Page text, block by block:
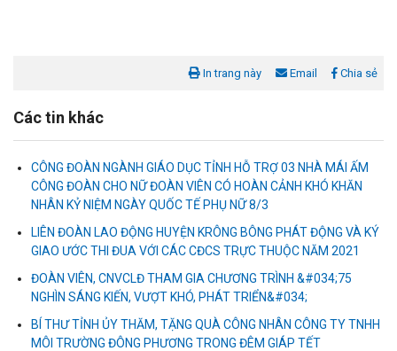
In trang này Email Chia sẻ
Các tin khác
CÔNG ĐOÀN NGÀNH GIÁO DỤC TỈNH HỖ TRỢ 03 NHÀ MÁI ẤM
CÔNG ĐOÀN CHO NỮ ĐOÀN VIÊN CÓ HOÀN CẢNH KHÓ KHĂN
NHÂN KỶ NIỆM NGÀY QUỐC TẾ PHỤ NỮ 8/3
LIÊN ĐOÀN LAO ĐỘNG HUYỆN KRÔNG BÔNG PHÁT ĐỘNG VÀ KÝ
GIAO ƯỚC THI ĐUA VỚI CÁC CĐCS TRỰC THUỘC NĂM 2021
ĐOÀN VIÊN, CNVCLĐ THAM GIA CHƯƠNG TRÌNH &#034;75
NGHÌN SÁNG KIẾN, VƯỢT KHÓ, PHÁT TRIỂN&#034;
BÍ THƯ TỈNH ỦY THĂM, TẶNG QUÀ CÔNG NHÂN CÔNG TY TNHH
MÔI TRƯỜNG ĐÔNG PHƯƠNG TRONG ĐÊM GIÁP TẾT
Liên đoàn Lao động tỉnh tổ chức trao kinh phí hỗ trợ xây dựng nhà
Mái ấm Công đoàn cho đoàn viên công đoàn có hoàn cảnh...
Bàn giao Mái ấm công đoàn cho 2 đoàn viên thuộc Công đoàn
phường Tân An
Liên đoàn Lao động tỉnh trao tặng 100 bộ bút chấm đọc tiếng Anh
cho con đoàn viên, người lao động khó khăn trước khai...